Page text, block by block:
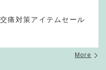
痛対策アイテムセール
More